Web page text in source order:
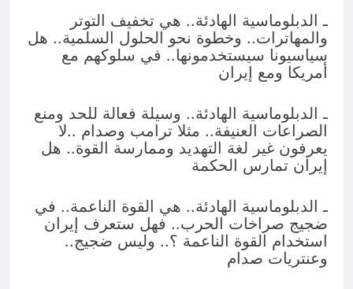
ـ الدبلوماسية الهادئة.. هي تخفيف التوتر
والمهاترات.. وخطوة نحو الحلول السلمية.. هل
سياسيونا سيستخدمونها.. في سلوكهم مع
أمريكا ومع إيران
ـ الدبلوماسية الهادئة.. وسيلة فعالة للحد ومنع
الصراعات العنيفة.. مثلا ترامب وصدام ..لا
يعرفون غير لغة التهديد وممارسة القوة.. هل
إيران تمارس الحكمة
ـ الدبلوماسية الهادئة.. هي القوة الناعمة.. في
ضجيج صراخات الحرب.. فهل ستعرف إيران
استخدام القوة الناعمة ؟.. وليس ضجيج..
وعنتريات صدام